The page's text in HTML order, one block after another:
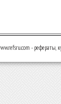
- рефераты,